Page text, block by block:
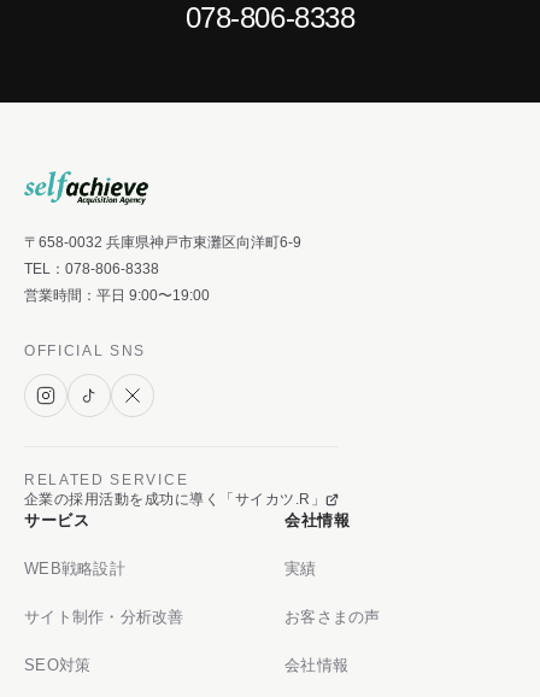
078-806-8338
〒658-0032 兵庫県神戸市東灘区向洋町6-9
TEL： 078-806-8338
営業時間：平日 9:00〜19:00
OFFICIAL SNS
RELATED SERVICE
企業の採用活動を成功に導く「サイカツ.R」
サービス
WEB戦略設計
サイト制作・分析改善
SEO対策
会社情報
実績
お客さまの声
会社情報